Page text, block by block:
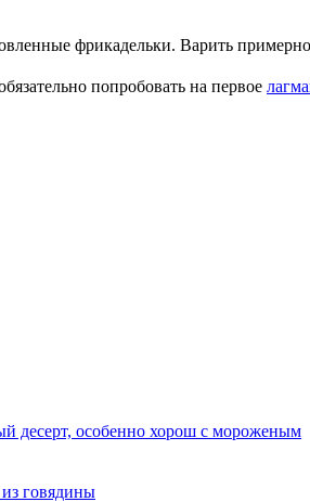
фрикадельки. Варить
попробовать на первое
десерт, особенно хорош с мороженым
говядины